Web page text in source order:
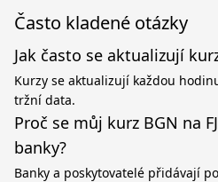
Často kladené otázky
Jak často se aktualizují
Kurzy se aktualizují každou
tržní data.
Proč se můj kurz BGN na
banky?
Banky a poskytovatelé přidávají